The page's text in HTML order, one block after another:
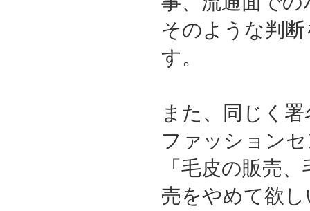
そのような判
す。
また、同じく
ファッション
「毛皮の販売
売をやめて欲